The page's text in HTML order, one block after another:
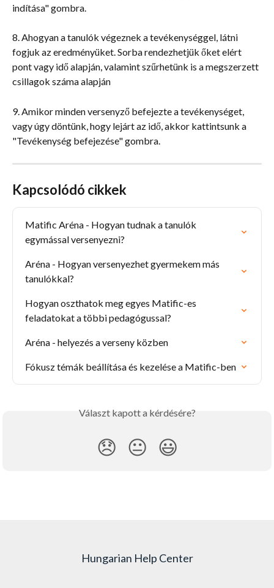
indítása" gombra.
8. Ahogyan a tanulók végeznek a tevékenységgel, látni
fogjuk az eredményüket. Sorba rendezhetjük őket elért
pont vagy idő alapján, valamint szűrhetünk is a megszerzett
csillagok száma alapján
9. Amikor minden versenyző befejezte a tevékenységet,
vagy úgy döntünk, hogy lejárt az idő, akkor kattintsunk a
"Tevékenység befejezése" gombra.
Kapcsolódó cikkek
Matific Aréna - Hogyan tudnak a tanulók
egymással versenyezni?
Aréna - Hogyan versenyezhet gyermekem más
tanulókkal?
Hogyan oszthatok meg egyes Matific-es
feladatokat a többi pedagógussal?
Aréna - helyezés a verseny közben
Fókusz témák beállítása és kezelése a Matific-ben
Választ kapott a kérdésére?
😞 😐 😃
Hungarian Help Center